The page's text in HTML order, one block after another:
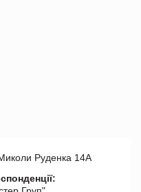
Руденка 14А